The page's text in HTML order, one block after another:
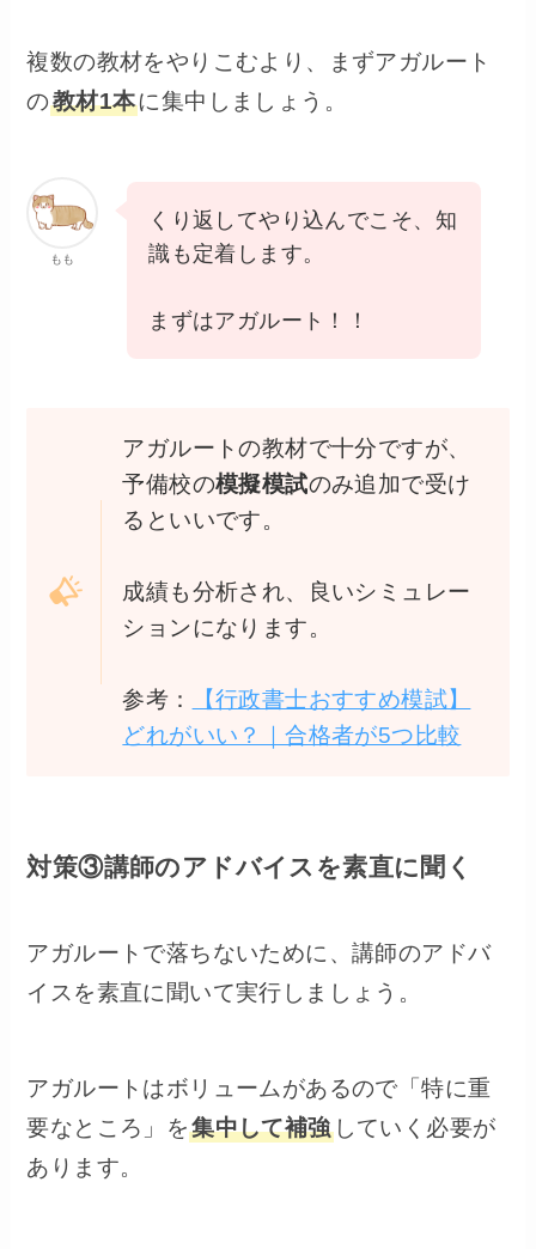
複数の教材をやりこむより、まずアガルート
の教材1本に集中しましょう。
もも
くり返してやり込んでこそ、知
識も定着します。
まずはアガルート！！
アガルートの教材で十分ですが、
予備校の模擬模試のみ追加で受け
るといいです。
成績も分析され、良いシミュレー
ションになります。
参考：
【行政書士おすすめ模試】
どれがいい？｜合格者が5つ比較
対策③講師のアドバイスを素直に聞く
アガルートで落ちないために、講師のアドバ
イスを素直に聞いて実行しましょう。
アガルートはボリュームがあるので「特に重
要なところ」を集中して補強していく必要が
あります。